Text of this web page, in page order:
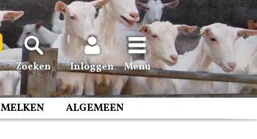
Zoeken Inloggen Menu
MELKEN ALGEMEEN